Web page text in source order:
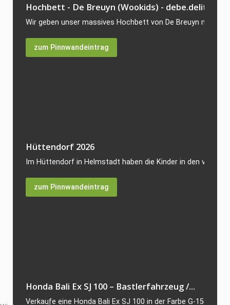
Hochbett - De Breuyn (Wookids) - debe.delite
Wir geben unser massives Hochbett von De Breuyn mit
zum Pinnwandeintrag
Hüttendorf 2026
Im Hüttendorf in Helmstadt haben die Kinder in den
zum Pinnwandeintrag
Honda Bali Ex SJ 100 – Bastlerfahrzeug /...
Verkaufe eine Honda Bali Ex SJ 100 in der Farbe G-156P.